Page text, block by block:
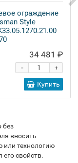
ограждение
Style
34 481 ₽
+
-
Купить
без
вносить
или технологию
его свойств.